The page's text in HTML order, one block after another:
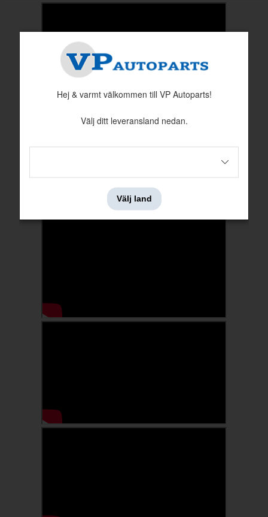
Hej & varmt välkommen till VP Autoparts!
Välj ditt leveransland nedan.
Välj land